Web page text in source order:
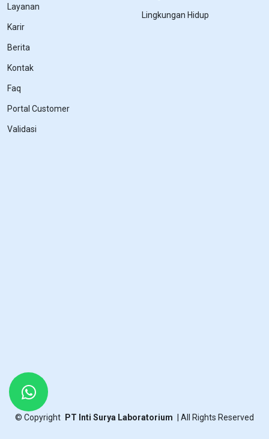
Layanan
Karir
Berita
Kontak
Faq
Portal Customer
Validasi
Lingkungan Hidup
© Copyright PT Inti Surya Laboratorium All Rights Reserved